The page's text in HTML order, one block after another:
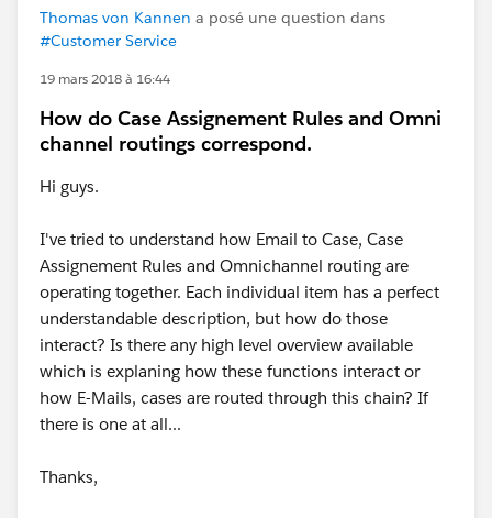
Thomas von Kannen a posé une question dans
#Customer Service
19 mars 2018 à 16:44
How do Case Assignement Rules and Omni
channel routings correspond.
Hi guys.
I've tried to understand how Email to Case, Case
Assignement Rules and Omnichannel routing are
operating together. Each individual item has a perfect
understandable description, but how do those
interact? Is there any high level overview available
which is explaning how these functions interact or
how E-Mails, cases are routed through this chain? If
there is one at all...
Thanks,